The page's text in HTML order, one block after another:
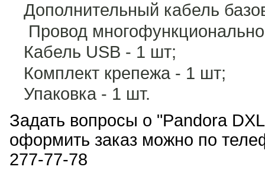
Дополнительный кабель
Провод
Кабель USB - 1 шт;
Комплект крепежа - 1 шт;
Упаковка - 1 шт.
Задать вопросы о "Pandora
оформить заказ можно по
277-77-78